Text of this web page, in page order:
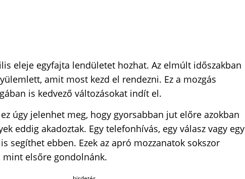
eleje egyfajta lendületet hozhat. Az elmúlt időszakban
amit most kezd el rendezni. Ez a mozgás
is kedvező változásokat indít el.
úgy jelenhet meg, hogy gyorsabban jut előre azokban
eddig akadoztak. Egy telefonhívás, egy válasz vagy egy
segíthet ebben. Ezek az apró mozzanatok sokszor
elsőre gondolnánk.